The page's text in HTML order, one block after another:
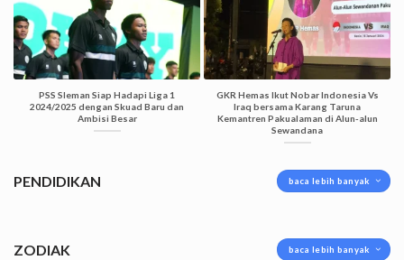
PSS Sleman Siap Hadapi Liga 1
2024/2025 dengan Skuad Baru dan
Ambisi Besar
GKR Hemas Ikut Nobar Indonesia Vs
Iraq bersama Karang Taruna
Kemantren Pakualaman di Alun-alun
Sewandana
PENDIDIKAN baca lebih banyak
ZODIAK baca lebih banyak